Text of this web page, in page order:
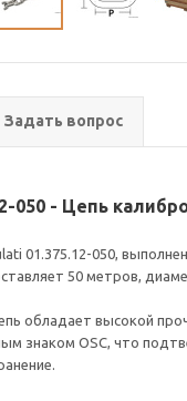
Задать вопрос
050 - Цепь
01.375.12-050,
50 метров,
обладает высокой
знаком OSC, что